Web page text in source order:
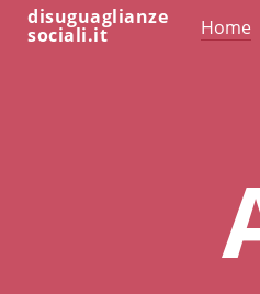
disuguaglianze
sociali.it Home